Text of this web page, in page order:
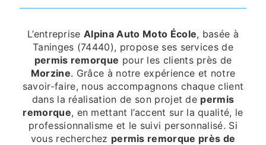
L’entrepriseAlpina Auto Moto École, basée à
Taninges (74440), propose ses services de
permis remorque pour les clients près de
Morzine. Grâce à notre expérience et notre
savoir-faire, nous accompagnons chaque client
dans la réalisation de son projet de permis
remorque, en mettant l’accent sur la qualité, le
professionnalisme et le suivi personnalisé. Si
vous recherchez permis remorque près de